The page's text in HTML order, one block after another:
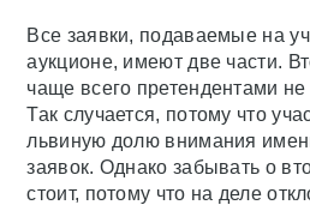
Все заявки, подаваемые на
аукционе, имеют две части.
чаще всего претендентами не
Так случается, потому что
львиную долю внимания
заявок. Однако забывать о
стоит, потому что на деле